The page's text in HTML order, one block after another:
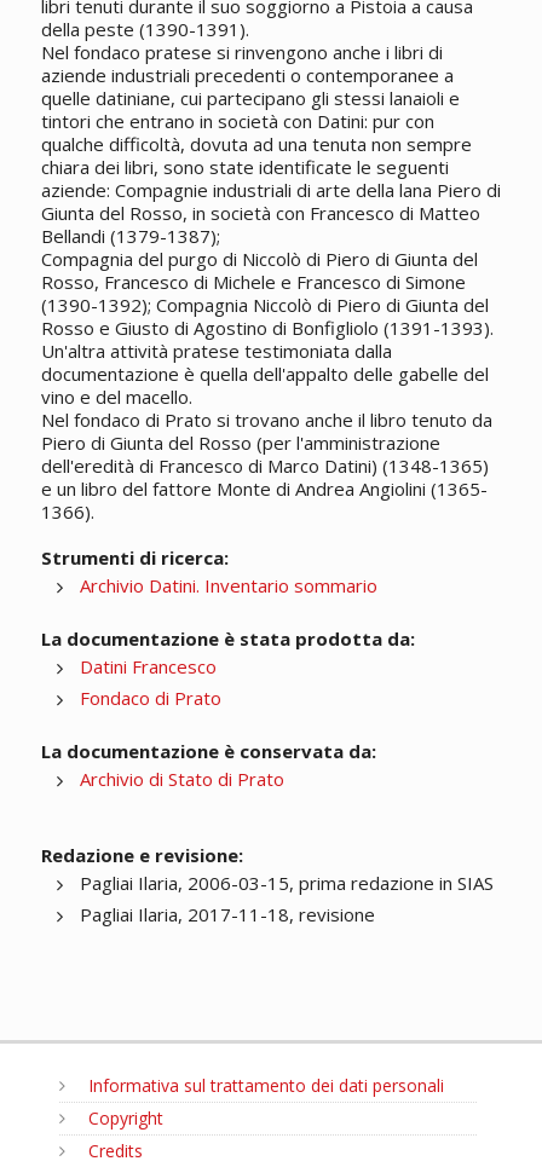
libri tenuti durante il suo soggiorno a Pistoia a causa
della peste (1390-1391).
Nel fondaco pratese si rinvengono anche i libri di
aziende industriali precedenti o contemporanee a
quelle datiniane, cui partecipano gli stessi lanaioli e
tintori che entrano in società con Datini: pur con
qualche difficoltà, dovuta ad una tenuta non sempre
chiara dei libri, sono state identificate le seguenti
aziende: Compagnie industriali di arte della lana Piero di
Giunta del Rosso, in società con Francesco di Matteo
Bellandi (1379-1387);
Compagnia del purgo di Niccolò di Piero di Giunta del
Rosso, Francesco di Michele e Francesco di Simone
(1390-1392); Compagnia Niccolò di Piero di Giunta del
Rosso e Giusto di Agostino di Bonfigliolo (1391-1393).
Un'altra attività pratese testimoniata dalla
documentazione è quella dell'appalto delle gabelle del
vino e del macello.
Nel fondaco di Prato si trovano anche il libro tenuto da
Piero di Giunta del Rosso (per l'amministrazione
dell'eredità di Francesco di Marco Datini) (1348-1365)
e un libro del fattore Monte di Andrea Angiolini (1365-
1366).
Strumenti di ricerca:
Archivio Datini. Inventario sommario
La documentazione è stata prodotta da:
Datini Francesco
Fondaco di Prato
La documentazione è conservata da:
Archivio di Stato di Prato
Redazione e revisione:
Pagliai Ilaria, 2006-03-15, prima redazione in SIAS
Pagliai Ilaria, 2017-11-18, revisione
Informativa sul trattamento dei dati personali
Copyright
Credits